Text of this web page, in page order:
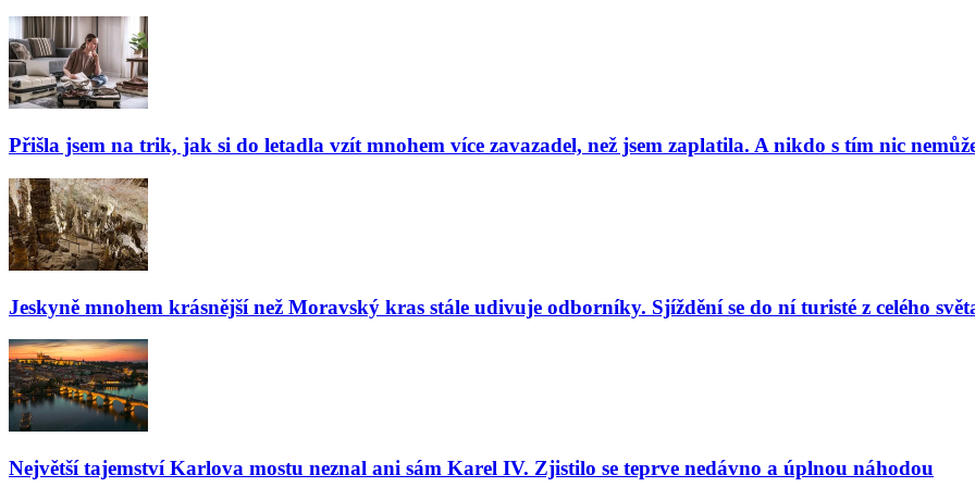
Přišla jsem na trik, jak si do letadla vzít mnohem více zavazadel, než jsem zaplatila. A nikdo s tím nic
Jeskyně mnohem krásnější než Moravský kras stále udivuje odborníky. Sjíždění se do ní turisté z celého
Největší tajemství Karlova mostu neznal ani sám Karel IV. Zjistilo se teprve nedávno a úplnou náhodou